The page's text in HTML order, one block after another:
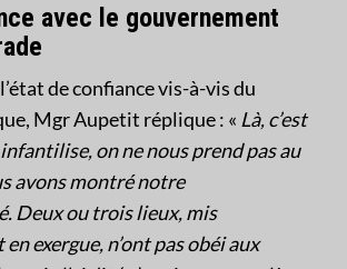
avec le gouvernement
de confiance vis-à-vis du
Mgr Aupetit réplique : « Là, c’est
on ne nous prend pas au
avons montré notre
Deux ou trois lieux, mis
exergue, n’ont pas obéi aux